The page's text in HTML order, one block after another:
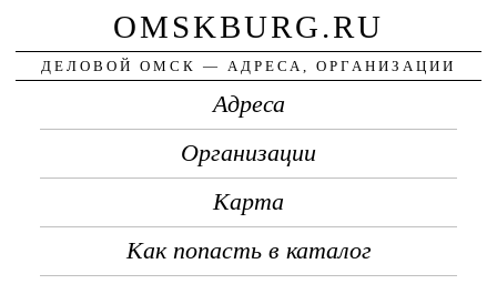
OMSKBURG.RU
ДЕЛОВОЙ ОМСК — АДРЕСА, ОРГАНИЗАЦИИ
Адреса
Организации
Карта
Как попасть в каталог